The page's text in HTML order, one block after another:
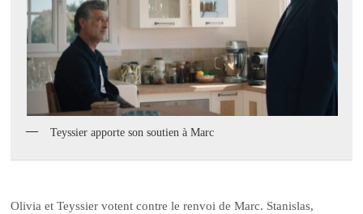
Teyssier apporte son soutien à Marc
Olivia et Teyssier votent contre le renvoi de Marc. Stanislas,